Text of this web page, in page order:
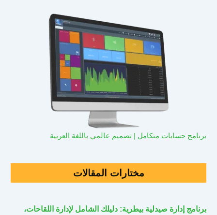
برنامج حسابات متكامل | تصميم عالمي باللغة العربية
مختارات المقالات
برنامج إدارة صيدلية بيطرية: دليلك الشامل لإدارة اللقاحات،